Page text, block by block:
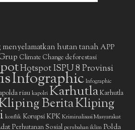
menyelamatkan hutan tanah APP
Climate Change deforestasi
Hotspot ISPU 8 Provinsi
Infographic Infographic
riau kapolri KarhutlaKarhutla
BeritaKliping
konflik Korupsi KPKKriminalisasi Masyarakat
Perhutanan Sosial perubahan iklim Polda